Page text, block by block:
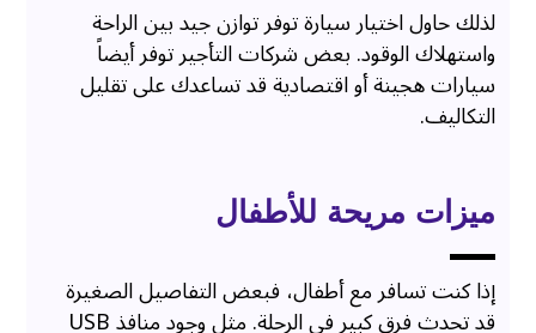
لذلك حاول اختيار سيارة توفر توازن جيد بين الراحة
واستهلاك الوقود. بعض شركات التأجير توفر أيضاً
سيارات هجينة أو اقتصادية قد تساعدك على تقليل
التكاليف.
ميزات مريحة للأطفال
إذا كنت تسافر مع أطفال، فبعض التفاصيل الصغيرة
قد تحدث فرق كبير في الرحلة. مثل وجود منافذ USB